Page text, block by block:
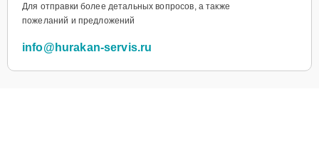
Для отправки более детальных вопросов, а также
пожеланий и предложений
info@hurakan-servis.ru